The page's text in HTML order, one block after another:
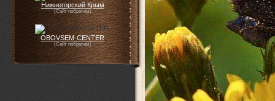
Нижнегорский Крым
(Сайт побратим)
OBOVSEM-CENTER
(Сайт побратим)